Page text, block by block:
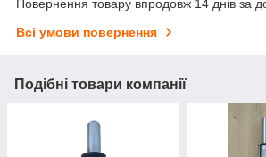
Повернення товару впродовж 14 днів за
Всі умови повернення
Подібні товари компанії